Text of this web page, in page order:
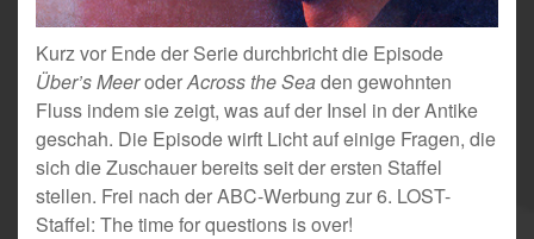
Kurz vor Ende der Serie durchbricht die Episode
Über’s MeeroderAcross the Seaden gewohnten
Fluss indem sie zeigt, was auf der Insel in der Antike
geschah. Die Episode wirft Licht auf einige Fragen, die
sich die Zuschauer bereits seit der ersten Staffel
stellen. Frei nach der ABC-Werbung zur 6. LOST-
Staffel: The time for questions is over!